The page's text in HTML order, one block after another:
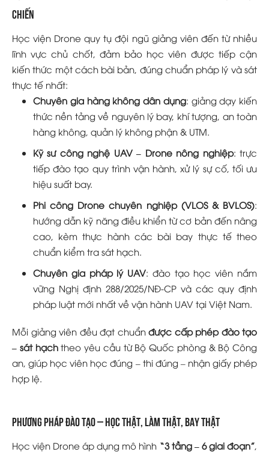
chiến
Học viện Drone quy tụ đội ngũ giảng viên đến từ nhiều
lĩnh vực chủ chốt, đảm bảo học viên được tiếp cận
kiến thức một cách bài bản, đúng chuẩn pháp lý và sát
thực tế nhất:
Chuyên gia hàng không dân dụng: giảng dạy kiến
thức nền tảng về nguyên lý bay, khí tượng, an toàn
hàng không, quản lý không phận & UTM.
Kỹ sư công nghệ UAV – Drone nông nghiệp: trực
tiếp đào tạo quy trình vận hành, xử lý sự cố, tối ưu
hiệu suất bay.
Phi công Drone chuyên nghiệp (VLOS & BVLOS):
hướng dẫn kỹ năng điều khiển từ cơ bản đến nâng
cao, kèm thực hành các bài bay thực tế theo
chuẩn kiểm tra sát hạch.
Chuyên gia pháp lý UAV: đào tạo học viên nắm
vững Nghị định 288/2025/NĐ-CP và các quy định
pháp luật mới nhất về vận hành UAV tại Việt Nam.
Mỗi giảng viên đều đạt chuẩn được cấp phép đào tạo
– sát hạchtheo yêu cầu từ Bộ Quốc phòng & Bộ Công
an, giúp học viên học đúng – thi đúng – nhận giấy phép
hợp lệ.
Phương pháp đào tạo – học thật, làm thật, bay thật
Học viện Drone áp dụng mô hình “3 tầng – 6 giai đoạn”